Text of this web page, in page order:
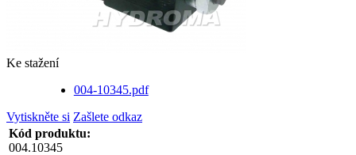
Ke stažení
004-10345.pdf
Vytiskněte si Zašlete odkaz
Kód produktu:
004.10345